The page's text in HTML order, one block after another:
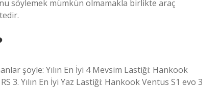
söylemek mümkün olmamakla birlikte araç
şöyle: Yılın En İyi 4 Mevsim Lastiği: Hankook
3. Yılın En İyi Yaz Lastiği: Hankook Ventus S1 evo 3